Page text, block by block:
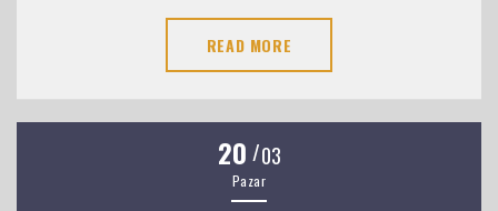
READ MORE
20 /03
Pazar